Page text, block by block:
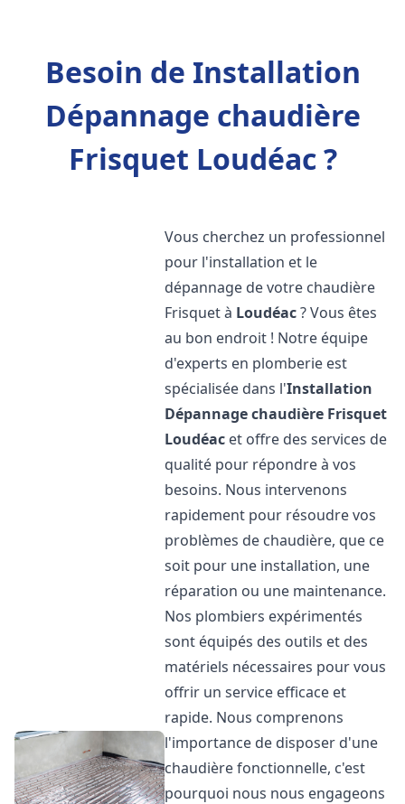
Besoin de Installation
Dépannage chaudière
Frisquet Loudéac ?
Vous cherchez un professionnel
pour l'installation et le
dépannage de votre chaudière
Frisquet à Loudéac? Vous êtes
au bon endroit ! Notre équipe
d'experts en plomberie est
spécialisée dans l'Installation
Dépannage chaudière Frisquet
Loudéac et offre des services de
qualité pour répondre à vos
besoins. Nous intervenons
rapidement pour résoudre vos
problèmes de chaudière, que ce
soit pour une installation, une
réparation ou une maintenance.
Nos plombiers expérimentés
sont équipés des outils et des
matériels nécessaires pour vous
offrir un service efficace et
rapide. Nous comprenons
l'importance de disposer d'une
chaudière fonctionnelle, c'est
pourquoi nous nous engageons